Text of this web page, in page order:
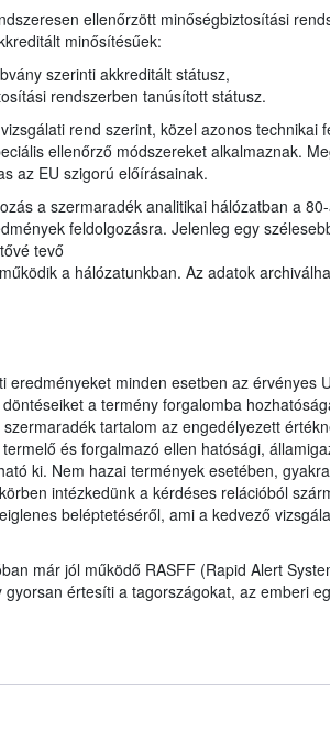
ellenőrzött minőségbiztosítási
minősítésűek:
szerinti akkreditált státusz,
rendszerben tanúsított státusz.
rend szerint, közel azonos technikai
ellenőrző módszereket alkalmaznak.
az EU szigorú előírásainak.
a szermaradék analitikai hálózatban a
feldolgozásra. Jelenleg egy
tevő
a hálózatunkban. Az adatok
eredményeket minden esetben az érvényes
a termény forgalomba
tartalom az engedélyezett
és forgalmazó ellen hatósági,
ki. Nem hazai termények esetében,
intézkedünk a kérdéses relációból
beléptetéséről, ami a kedvező
már jól működő RASFF (Rapid Alert
értesíti a tagországokat, az emberi